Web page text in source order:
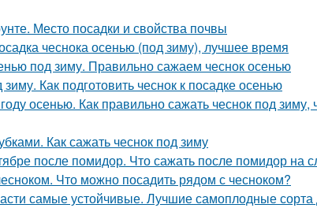
Место посадки и свойства почвы
чеснока осенью (под зиму), лучшее время
под зиму. Правильно сажаем чеснок осенью
Как подготовить чеснок к посадке осенью
осенью. Как правильно сажать чеснок под
Как сажать чеснок под зиму
после помидор. Что сажать после помидор на
Что можно посадить рядом с чесноком?
самые устойчивые. Лучшие самоплодные